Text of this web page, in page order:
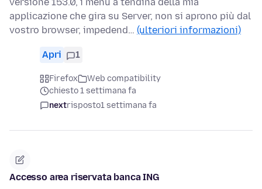
versione 153.0, i menù a tendina della mia
applicazione che gira su Server, non si aprono più dal
vostro browser, impedend… (ulteriori informazioni)
Apri 1
Firefox
Web compatibility
chiesto 1 settimana fa
nextrisposto1 settimana fa
Accesso area riservata banca ING